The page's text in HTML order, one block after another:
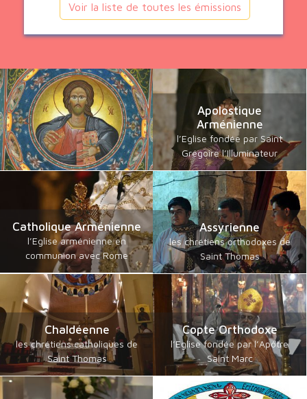
Voir la liste de toutes les émissions
Apolostique
Arménienne
l’Eglise fondée par Saint
Grégoire l’Illuminateur
Catholique Arménienne
l’Eglise arménienne en
communion avec Rome
Assyrienne
les chrétiens orthodoxes de
Saint Thomas
Chaldéenne
les chrétiens catholiques de
Saint Thomas
Copte Orthodoxe
l’Eglise fondée par l’Apôtre
Saint Marc